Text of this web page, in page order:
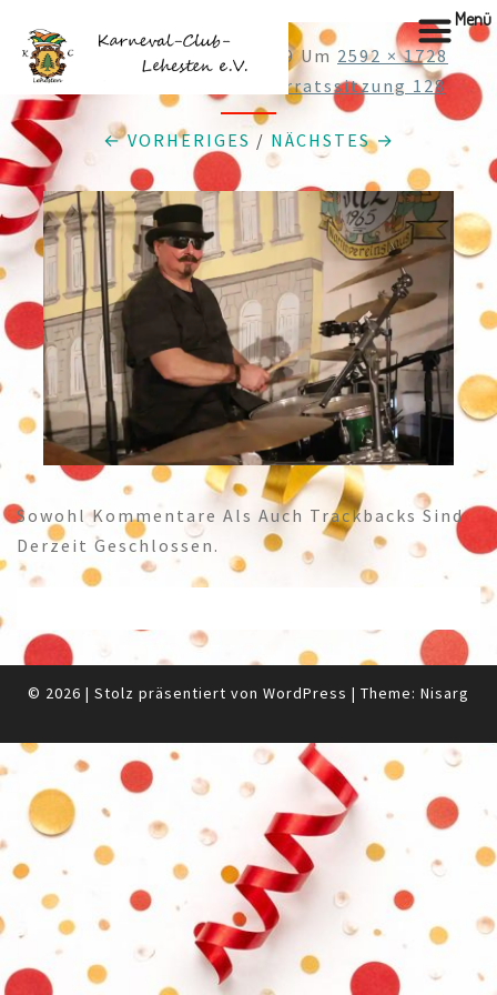
Veröffentlicht 27.02.2019Um 2592 × 1728
In
Web16.02.2019 3. Elferratssitzung 128
← VORHERIGES / NÄCHSTES →
Sowohl Kommentare Als Auch Trackbacks Sind
Derzeit Geschlossen.
© 2026 | Stolz präsentiert von WordPress | Theme: Nisarg
Menü